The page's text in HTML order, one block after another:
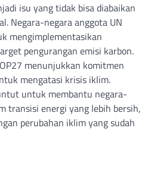
isu yang tidak bisa diabaikan
Negara-negara anggota UN
mengimplementasikan
pengurangan emisi karbon.
menunjukkan komitmen
mengatasi krisis iklim.
untuk membantu negara-
transisi energi yang lebih bersih,
perubahan iklim yang sudah